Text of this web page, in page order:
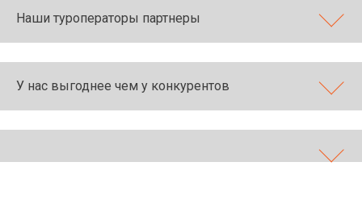
Наши туроператоры партнеры
У нас выгоднее чем у конкурентов